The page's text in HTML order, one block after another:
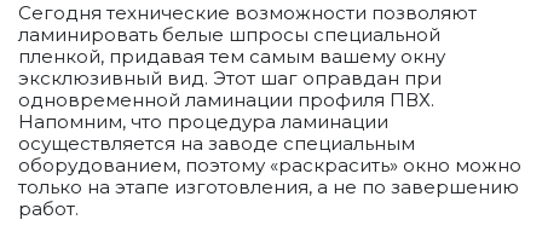
Сегодня технические возможности позволяют
ламинировать белые шпросы специальной
пленкой, придавая тем самым вашему окну
эксклюзивный вид. Этот шаг оправдан при
одновременной ламинации профиля ПВХ.
Напомним, что процедура ламинации
осуществляется на заводе специальным
оборудованием, поэтому «раскрасить» окно можно
только на этапе изготовления, а не по завершению
работ.